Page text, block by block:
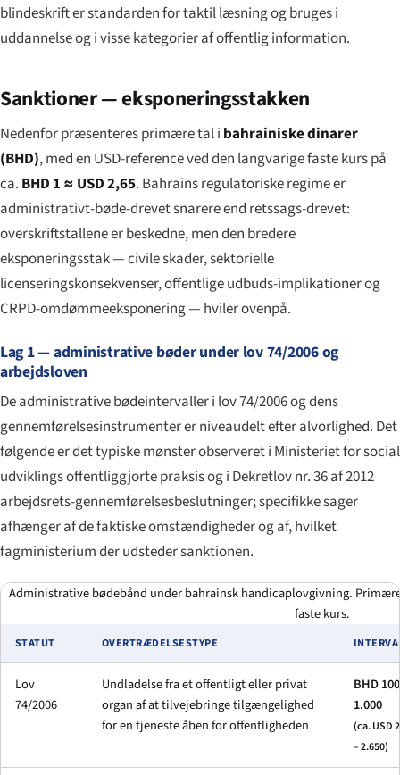
blindeskrift er standarden for taktil læsning og bruges i
uddannelse og i visse kategorier af offentlig information.
Sanktioner — eksponeringsstakken
Nedenfor præsenteres primære tal i bahrainiske dinarer
(BHD), med en USD-reference ved den langvarige faste kurs på
ca. BHD 1 ≈ USD 2,65. Bahrains regulatoriske regime er
administrativt-bøde-drevet snarere end retssags-drevet:
overskriftstallene er beskedne, men den bredere
eksponeringsstak — civile skader, sektorielle
licenseringskonsekvenser, offentlige udbuds-implikationer og
CRPD-omdømmeeksponering — hviler ovenpå.
Lag 1 — administrative bøder under lov 74/2006 og
arbejdsloven
De administrative bødeintervaller i lov 74/2006 og dens
gennemførelsesinstrumenter er niveaudelt efter alvorlighed. Det
følgende er det typiske mønster observeret i Ministeriet for social
udviklings offentliggjorte praksis og i Dekretlov nr. 36 af 2012
arbejdsrets-gennemførelsesbeslutninger; specifikke sager
afhænger af de faktiske omstændigheder og af, hvilket
fagministerium der udsteder sanktionen.
Administrative bødebånd under bahrainsk handicaplovgivning.
faste kurs.
STATUT OVERTRÆDELSESTYPE
Lov
74/2006
Undladelse fra et offentligt eller privat
organ af at tilvejebringe tilgængelighed
for en tjeneste åben for offentligheden
BHD
1.000
(ca. USD
– 2.650)